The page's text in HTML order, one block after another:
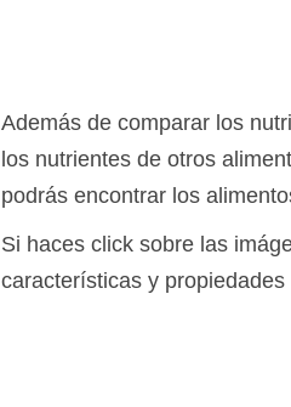
Además de comparar los
los nutrientes de otros
podrás encontrar los
Si haces click sobre las
características y propiedades